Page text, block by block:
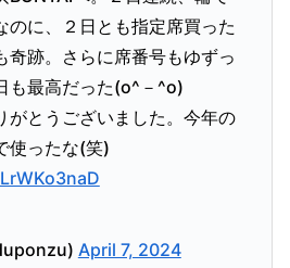
のに、２日とも指定席買った
奇跡。さらに席番号もゆずっ
も最高だった(o^－^o)
がとうございました。今年の
使ったな(笑)
April 7, 2024